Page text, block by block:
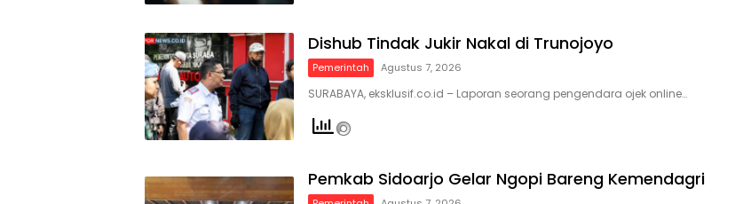
Dishub Tindak Jukir Nakal di Trunojoyo
Pemerintah Agustus 7, 2026
SURABAYA, eksklusif.co.id – Laporan seorang pengendara ojek online…
Pemkab Sidoarjo Gelar Ngopi Bareng Kemendagri